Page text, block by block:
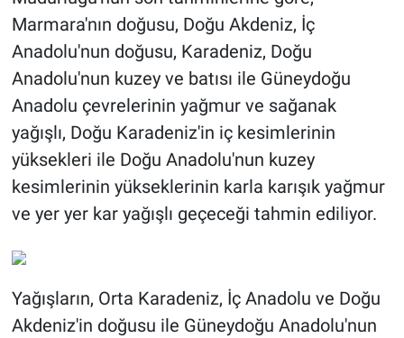
Marmara'nın doğusu, Doğu Akdeniz, İç
Anadolu'nun doğusu, Karadeniz, Doğu
Anadolu'nun kuzey ve batısı ile Güneydoğu
Anadolu çevrelerinin yağmur ve sağanak
yağışlı, Doğu Karadeniz'in iç kesimlerinin
yüksekleri ile Doğu Anadolu'nun kuzey
kesimlerinin yükseklerinin karla karışık yağmur
ve yer yer kar yağışlı geçeceği tahmin ediliyor.
Yağışların, Orta Karadeniz, İç Anadolu ve Doğu
Akdeniz'in doğusu ile Güneydoğu Anadolu'nun